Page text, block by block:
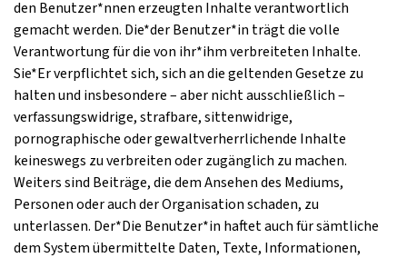
den Benutzer*nnen erzeugten Inhalte verantwortlich
gemacht werden. Die*der Benutzer*in trägt die volle
Verantwortung für die von ihr*ihm verbreiteten Inhalte.
Sie*Er verpflichtet sich, sich an die geltenden Gesetze zu
halten und insbesondere – aber nicht ausschließlich –
verfassungswidrige, strafbare, sittenwidrige,
pornographische oder gewaltverherrlichende Inhalte
keineswegs zu verbreiten oder zugänglich zu machen.
Weiters sind Beiträge, die dem Ansehen des Mediums,
Personen oder auch der Organisation schaden, zu
unterlassen. Der*Die Benutzer*in haftet auch für sämtliche
dem System übermittelte Daten, Texte, Informationen,